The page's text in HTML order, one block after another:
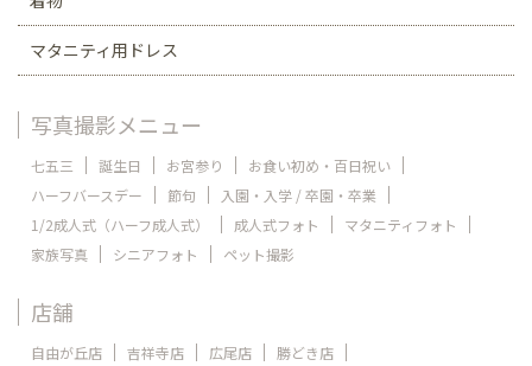
マタニティ用ドレス
写真撮影メニュー
七五三 誕生日 お宮参り
お食い初め・百日祝い
ハーフバースデー
節句
入園・入学 / 卒園・卒業
1/2成人式（ハーフ成人式）
成人式フォト
マタニティフォト
家族写真
シニアフォト ペット撮影
店舗
自由が丘店 吉祥寺店 広尾店
勝どき店